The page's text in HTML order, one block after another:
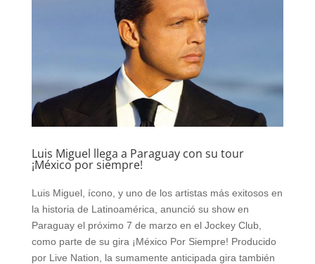
Luis Miguel llega a Paraguay con su tour
¡México por siempre!
Luis Miguel, ícono, y uno de los artistas más exitosos en
la historia de Latinoamérica, anunció su show en
Paraguay el próximo 7 de marzo en el Jockey Club,
como parte de su gira ¡México Por Siempre! Producido
por Live Nation, la sumamente anticipada gira también